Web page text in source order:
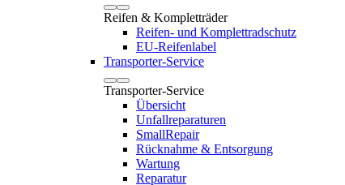
Reifen & Kompletträder
Reifen- und Komplettradschutz
EU-Reifenlabel
Transporter-Service
Transporter-Service
Übersicht
Unfallreparaturen
SmallRepair
Rücknahme & Entsorgung
Wartung
Reparatur